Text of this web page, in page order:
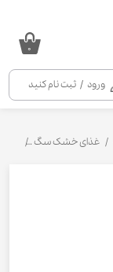
ورود / ثبت نام کنید
۰
غذای خشک سگ